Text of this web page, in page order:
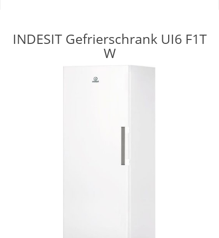
INDESIT Gefrierschrank UI6 F1T
W